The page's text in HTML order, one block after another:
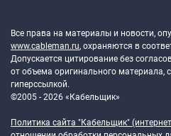
Все права на материалы и новости,
www.cableman.ru, охраняются в
Допускается цитирование без
от объема оригинального материала,
гиперссылкой.
©2005 - 2026 «Кабельщик»
Политика сайта "Кабельщик"